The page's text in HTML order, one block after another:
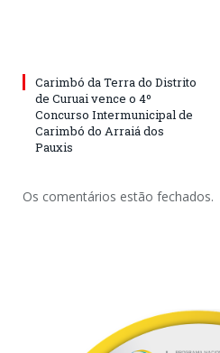
Carimbó da Terra do Distrito
de Curuai vence o 4º
Concurso Intermunicipal de
Carimbó do Arraiá dos
Pauxis
Os comentários estão fechados.